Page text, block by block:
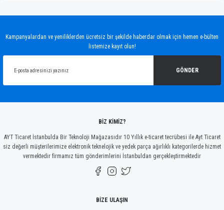
Ürün açıklamasında eksik bilgiler bulunuyor.
Gönder
Kampanyalardan ve yeniliklerden ücretsiz bir şekilde haberdar olmak için hemen e-bülten
listemize kayıt olun!
GÖNDER
BİZ KİMİZ?
AYT Ticaret İstanbulda Bir Teknoloji Mağazasıdır 10 Yıllık e-ticaret tecrübesi ile Ayt Ticaret
siz değerli müşterilerimize elektronik teknelojik ve yedek parça ağırlıklı kategorilerde hizmet
vermektedir firmamız tüm gönderimlerini İstanbuldan gerçekleştirmektedir
BİZE ULAŞIN